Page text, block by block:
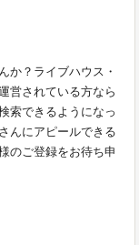
か？ライブハウス・
営されている方なら
索できるようになっ
んにアピールできる
のご登録をお待ち申